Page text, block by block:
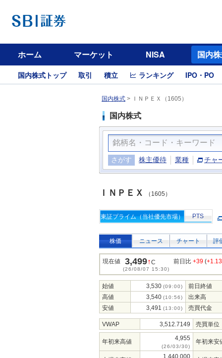
ホーム マーケット NISA 国内
国内株式トップ 取引 積立 ランキング IPO・PO
国内株式 > ＩＮＰＥＸ（1605）
国内株式
さがす 株主優待 業種 チャ
ＩＮＰＥＸ （1605）
東証プライム（当社優先市場） PTS
株価 ニュース チャート 評
現在値 3,499↑C
(26/08/07 15:30)
前日比 +39 (
始値 3,530 (09:00)
前日終値
高値
3,540 (10:56)
出来高
安値
3,491 (13:00) 売買代金
VWAP 3,512.7149 売買単位
年初来高値 4,955
(26/03/30)
年初来安
1,440,000